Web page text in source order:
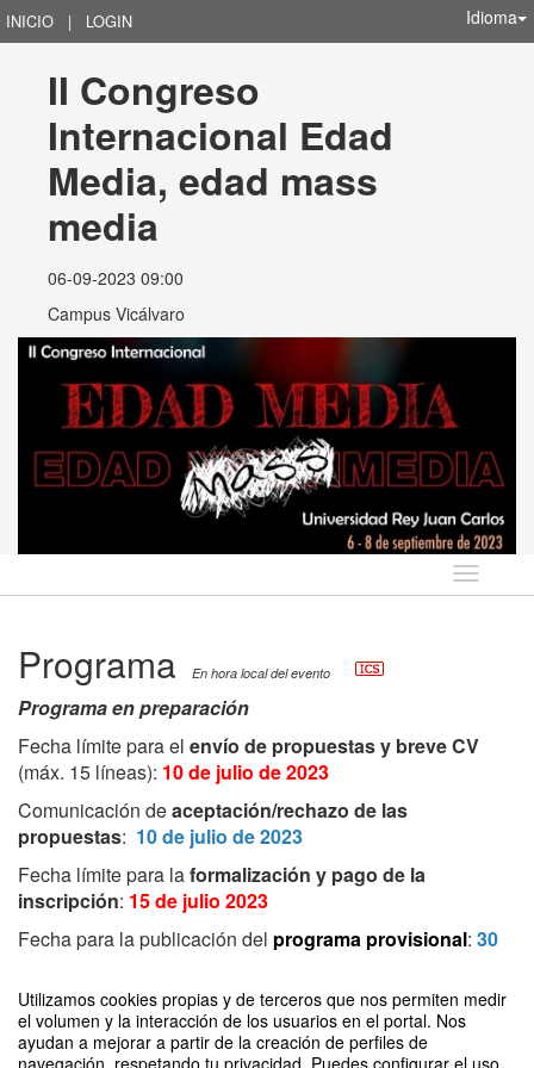
Utilizamos cookies propias y de terceros que nos permiten medir
el volumen y la interacción de los usuarios en el portal. Nos
ayudan a mejorar a partir de la creación de perfiles de
navegación, respetando tu privacidad. Puedes configurar el uso
INICIO | LOGIN Idioma
II Congreso
Internacional Edad
Media, edad mass
media
06-09-2023 09:00
Campus Vicálvaro
Idioma
Programa En hora local del evento
Programa en preparación
Fecha límite para el envío de propuestas y breveCV
(máx. 15 líneas): 10 de julio de 2023
Comunicación deaceptación/rechazo de las
propuestas: 10 de julio de 2023
Fecha límite para laformalización y pago de la
inscripción: 15 de julio 2023
Fecha para la publicación del programa provisional: 30
Rogamos a aquellos participantes cuya propuesta ha
sido aceptada que procedan a la formalización de la
matrícula. Asimismo, se informa de que se han